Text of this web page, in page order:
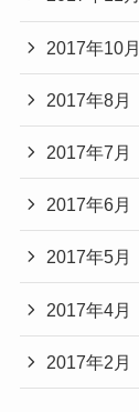
2017年10月
2017年8月
2017年7月
2017年6月
2017年5月
2017年4月
2017年2月